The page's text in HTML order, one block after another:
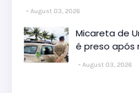
August 03, 2026
Micareta de
é preso após
August 03, 2026